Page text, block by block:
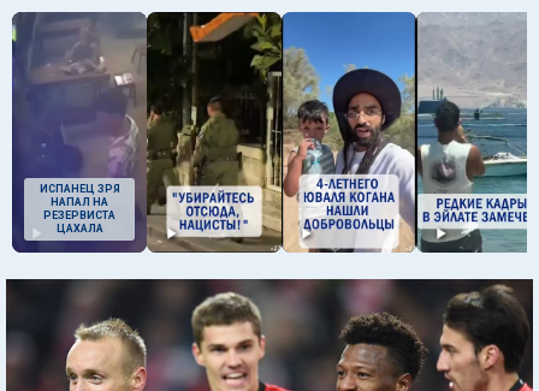
ИСПАНЕЦ ЗРЯ
НАПАЛ НА
РЕЗЕРВИСТА
ЦАХАЛА